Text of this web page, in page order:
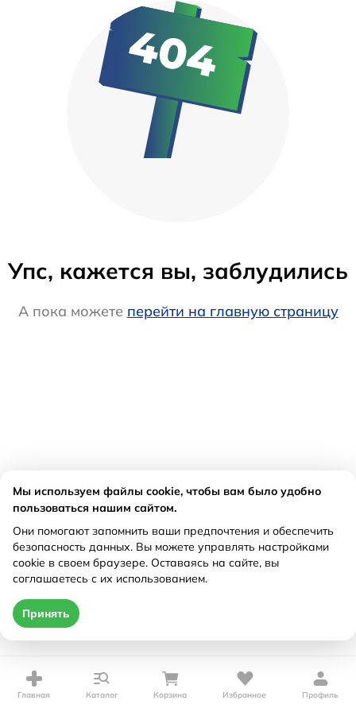
Упс, кажется вы, заблудились
А пока можете перейти на главную страницу
Главная Каталог Корзина Избранное Профиль
Мы используем файлы cookie, чтобы вам было удобно
пользоваться нашим сайтом.
Они помогают запомнить ваши предпочтения и обеспечить
безопасность данных. Вы можете управлять настройками
cookie в своем браузере. Оставаясь на сайте, вы
соглашаетесь с их использованием.
Принять